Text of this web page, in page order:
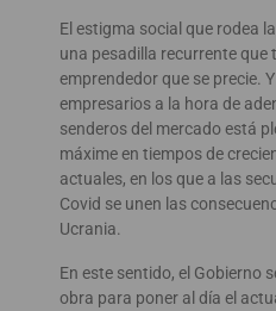
El estigma social que rodea
una pesadilla recurrente que
emprendedor que se precie.
empresarios a la hora de
senderos del mercado está
máxime en tiempos de
actuales, en los que a las
Covid se unen las
Ucrania.
En este sentido, el Gobierno
obra para poner al día el